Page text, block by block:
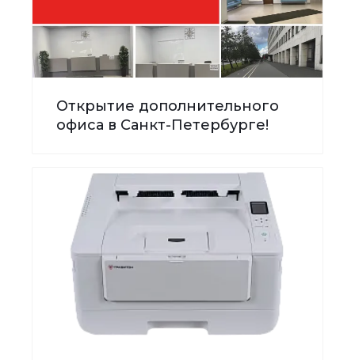
Открытие дополнительного
офиса в Санкт-Петербурге!